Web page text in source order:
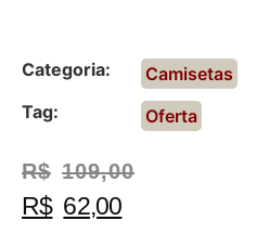
Categoria:
Camisetas
Tag:
Oferta
R$ 109,00
R$ 62,00